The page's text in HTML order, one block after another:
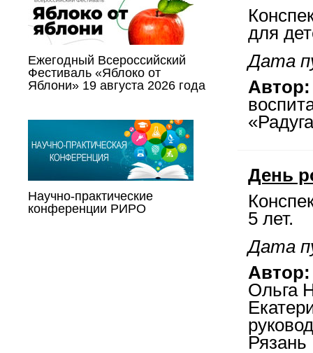
Ежегодный Всероссийский
Фестиваль «Яблоко от
Яблони» 19 августа 2026 года
Научно-практические
конференции РИРО
для
Дата
Автор:
День
5 лет.
Дата
Автор:
Ольга
Рязань